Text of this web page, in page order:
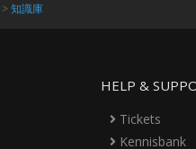
>知識庫
HELP &
Tickets
Kennisbank